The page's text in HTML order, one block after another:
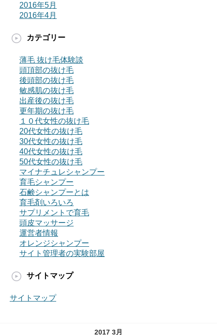
2016年5月
2016年4月
カテゴリー
薄毛 抜け毛体験談
頭頂部の抜け毛
後頭部の抜け毛
敏感肌の抜け毛
出産後の抜け毛
更年期の抜け毛
１０代女性の抜け毛
20代女性の抜け毛
30代女性の抜け毛
40代女性の抜け毛
50代女性の抜け毛
マイナチュレシャンプー
育毛シャンプー
石鹸シャンプーとは
育毛剤いろいろ
サプリメントで育毛
頭皮マッサージ
運営者情報
オレンジシャンプー
サイト管理者の実験部屋
サイトマップ
サイトマップ
2017 3月